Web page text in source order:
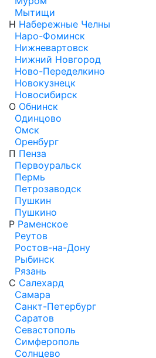
Мытищи
Н Набережные Челны
Наро-Фоминск
Нижневартовск
Нижний Новгород
Ново-Переделкино
Новокузнецк
Новосибирск
О Обнинск
Одинцово
Омск
Оренбург
П Пенза
Первоуральск
Пермь
Петрозаводск
Пушкин
Пушкино
Р Раменское
Реутов
Ростов-на-Дону
Рыбинск
Рязань
С Салехард
Самара
Санкт-Петербург
Саратов
Севастополь
Симферополь
Солнцево